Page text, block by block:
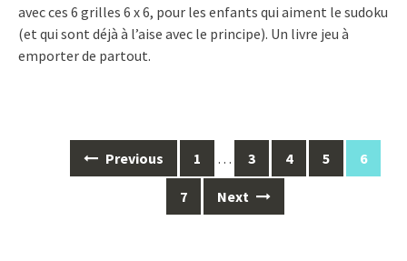
avec ces 6 grilles 6 x 6, pour les enfants qui aiment le sudoku
(et qui sont déjà à l’aise avec le principe). Un livre jeu à
emporter de partout.
navigation Previous 1 … 3 4 5 6
7 Next